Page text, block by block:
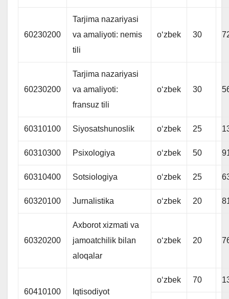
60230200
Tarjima nazariyasi
va amaliyoti: nemis
tili
oʻzbek 30
60230200
Tarjima nazariyasi
va amaliyoti:
fransuz tili
oʻzbek 30
60310100 Siyosatshunoslik oʻzbek 25
60310300 Psixologiya oʻzbek 50
60310400 Sotsiologiya oʻzbek 25
60320100 Jurnalistika oʻzbek 20
60320200
Axborot xizmati va
jamoatchilik bilan
aloqalar
oʻzbek 20
60410100 Iqtisodiyot
oʻzbek 70